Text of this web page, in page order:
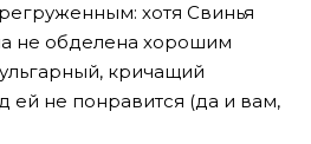
хотя Свинья
не обделена хорошим
кричащий
не понравится (да и вам,